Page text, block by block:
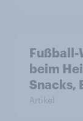
Fußball-
beim
Snacks,
Artikel